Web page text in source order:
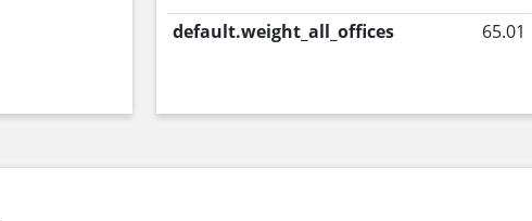
default.weight_all_offices 65.01